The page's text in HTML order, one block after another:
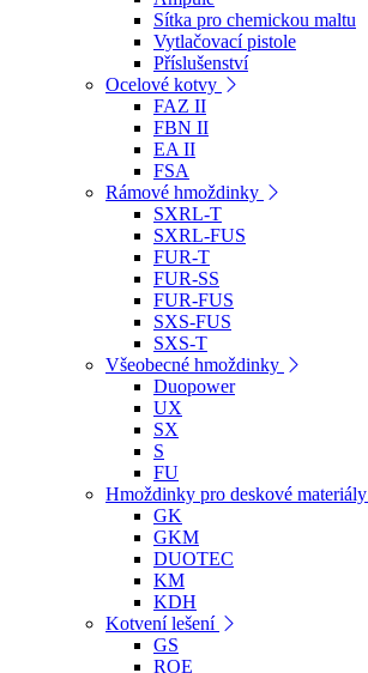
Sítka pro chemickou maltu
Vytlačovací pistole
Příslušenství
Ocelové kotvy
FAZ II
FBN II
EA II
FSA
Rámové hmoždinky
SXRL-T
SXRL-FUS
FUR-T
FUR-SS
FUR-FUS
SXS-FUS
SXS-T
Všeobecné hmoždinky
Duopower
UX
SX
S
FU
Hmoždinky pro deskové materiály
GK
GKM
DUOTEC
KM
KDH
Kotvení lešení
GS
ROE